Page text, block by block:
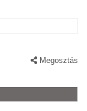
Megosztás